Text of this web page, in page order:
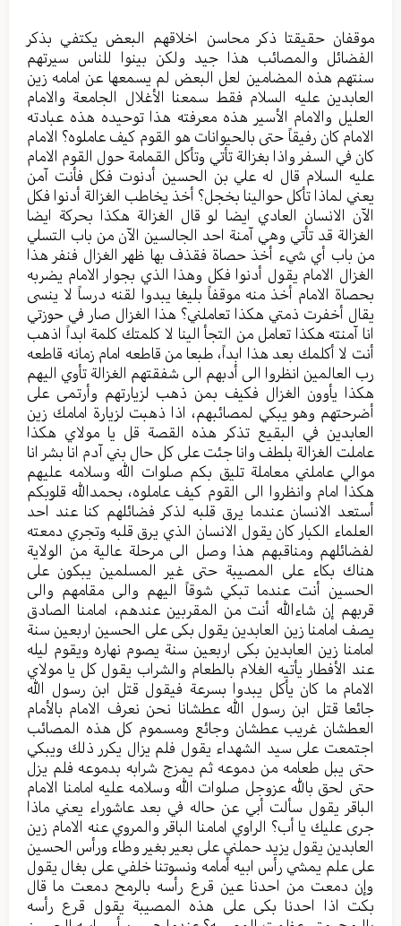
موقفان حقيقتا ذكر محاسن اخلاقهم البعض يكتفي بذكر
الفضائل والمصائب هذا جيد ولكن بينوا للناس سيرتهم
سنتهم هذه المضامين لعل البعض لم يسمعها عن امامه زين
العابدين عليه السلام فقط سمعنا الأغلال الجامعة والامام
العليل والامام الأسير هذه معرفته هذا توحيده هذه عبادته
الامام كان رفيقاً حتى بالحيوانات هو القوم كيف عاملوه؟ الامام
كان في السفر واذا بغزالة تأتي وتأكل القمامة حول القوم الامام
عليه السلام قال له علي بن الحسين أدنوت فكل فأنت آمن
يعني لماذا تأكل حوالينا بخجل؟ أخذ يخاطب الغزالة أدنوا فكل
الآن الانسان العادي ايضا لو قال الغزالة هكذا بحركة ايضا
الغزالة قد تأتي وهي آمنة احد الجالسين الآن من باب التسلي
من باب أي شيء أخذ حصاة فقذف بها ظهر الغزال فنفر هذا
الغزال الامام يقول أدنوا فكل وهذا الذي بجوار الامام يضربه
بحصاة الامام أخذ منه موقفاً بليغا يبدوا لقنه درساً لا ينسى
يقال أخفرت ذمتي هكذا تعاملني؟ هذا الغزال صار في حوزتي
انا آمنته هكذا تعامل من التجأ الينا لا كلمتك كلمة ابداً اذهب
أنت لا أكلمك بعد هذا ابداً، طبعا من قاطعه امام زمانه قاطعه
رب العالمين انظروا الى أدبهم الى شفقتهم الغزالة تأوي اليهم
هكذا يأوون الغزال فكيف بمن ذهب لزيارتهم وأرتمى على
أضرحتهم وهو يبكي لمصائبهم، اذا ذهبت لزيارة امامك زين
العابدين في البقيع تذكر هذه القصة قل يا مولاي هكذا
عاملت الغزالة بلطف وانا جئت على كل حال بني آدم انا بشر انا
موالي عاملني معاملة تليق بكم صلوات الله وسلامه عليهم
هكذا امام وانظروا الى القوم كيف عاملوه، بحمدالله قلوبكم
أستعد الانسان عندما يرق قلبه لذكر فضائلهم كنا عند احد
العلماء الكبار كان يقول الانسان الذي يرق قلبه وتجري دمعته
لفضائلهم ومناقبهم هذا وصل الى مرحلة عالية من الولاية
هناك بكاء على المصيبة حتى غير المسلمين يبكون على
الحسين أنت عندما تبكي شوقاً اليهم والى مقامهم والى
قربهم إن شاءالله أنت من المقربين عندهم، امامنا الصادق
يصف امامنا زين العابدين يقول بكى على الحسين اربعين سنة
امامنا زين العابدين بكى اربعين سنة يصوم نهاره ويقوم ليله
عند الأفطار يأتيه الغلام بالطعام والشراب يقول كل يا مولاي
الامام ما كان يأكل يبدوا بسرعة فيقول قتل ابن رسول الله
جائعا قتل ابن رسول الله عطشانا نحن نعرف الامام بالأمام
العطشان غريب عطشان وجائع ومسموم كل هذه المصائب
اجتمعت على سيد الشهداء يقول فلم يزال يكرر ذلك ويبكي
حتى يبل طعامه من دموعه ثم يمزج شرابه بدموعه فلم يزل
حتى لحق بالله عزوجل صلوات الله وسلامه عليه امامنا الامام
الباقر يقول سألت أبي عن حاله في بعد عاشوراء يعني ماذا
جرى عليك يا أب؟ الراوي امامنا الباقر والمروي عنه الامام زين
العابدين يقول يزيد حملني على بعير بغير وطاء ورأس الحسين
على علم يمشي رأس ابيه أمامه ونسوتنا خلفي على بغال يقول
وإن دمعت من احدنا عين قرع رأسه بالرمح دمعت ما قال
بكت اذا احدنا بكى على هذه المصيبة يقول قرع رأسه